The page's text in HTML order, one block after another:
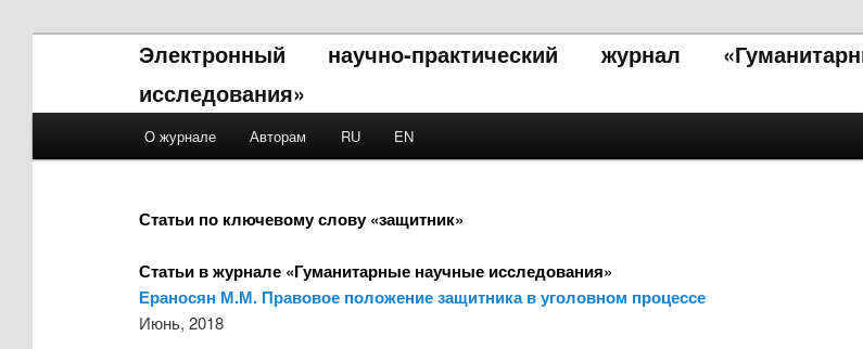
Электронный научно-практический журнал
исследования»
Skip to primary content
Skip to secondary content
О журнале Авторам RU EN
Статьи по ключевому слову «защитник»
Статьи в журнале «Гуманитарные научные исследования»
Ераносян М.М. Правовое положение защитника в уголовном процессе
Июнь, 2018